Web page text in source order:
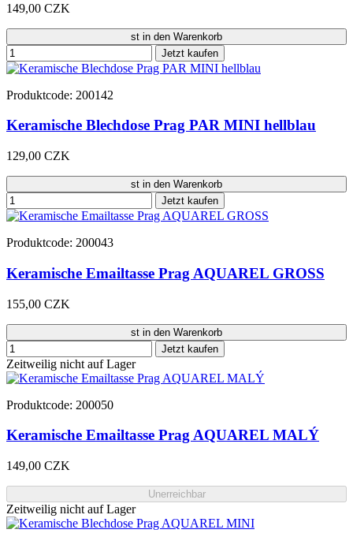
149,00 CZK
st in den Warenkorb
Jetzt kaufen
Produktcode: 200142
Keramische Blechdose Prag PAR MINI hellblau
129,00 CZK
st in den Warenkorb
Jetzt kaufen
Produktcode: 200043
Keramische Emailtasse Prag AQUAREL GROSS
155,00 CZK
st in den Warenkorb
Jetzt kaufen
Zeitweilig nicht auf Lager
Produktcode: 200050
Keramische Emailtasse Prag AQUAREL MALÝ
149,00 CZK
Unerreichbar
Zeitweilig nicht auf Lager